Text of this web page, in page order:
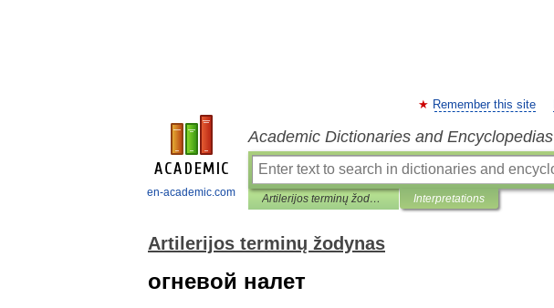
en-academic.com
Remember this site
Academic Dictionaries and Encyclopedias
Artilerijos terminų žodynas Interpretations
Artilerijos terminų žodynas
oгневой налет